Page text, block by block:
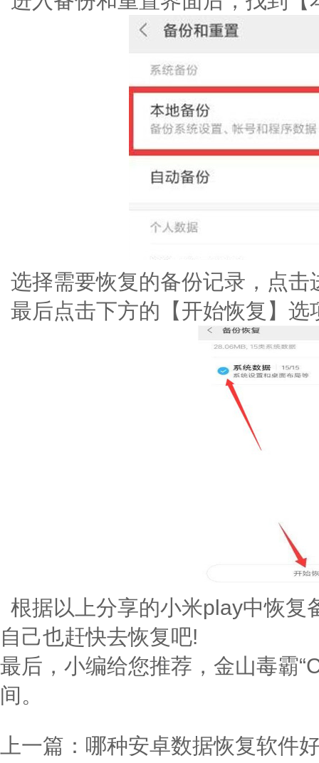
选择需要恢复的备份记录，点
最后点击下方的【开始恢复】
根据以上分享的小米play中恢复
自己也赶快去恢复吧!
最后，小编给您推荐，金山毒霸
间。
上一篇： 哪种安卓数据恢复软件